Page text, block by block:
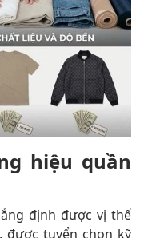
hiệu quần
định được vị thế
tuyển chọn kỹ